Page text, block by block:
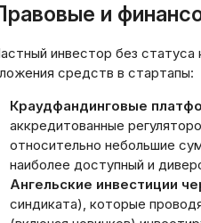
и
инвестор без
средств в стартапы:
Краудфандинговые
аккредитованные
относительно небольшие
наиболее доступный и
Ангельские инвестиции
синдиката), которые